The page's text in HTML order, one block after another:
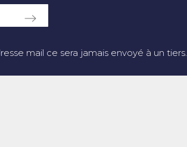
mail ce sera jamais envoyé à un tiers.